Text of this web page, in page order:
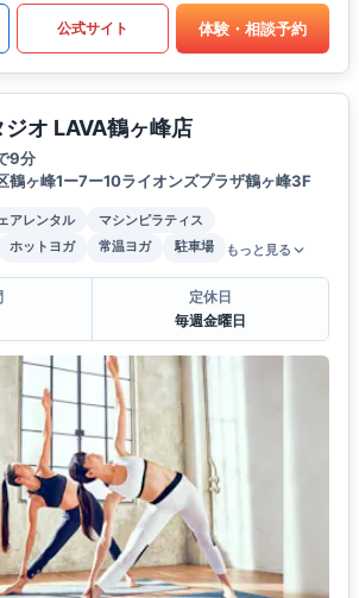
公式サイト 体験・相談予約
オ LAVA鶴ヶ峰店
9分
鶴ヶ峰1ー7ー10ライオンズプラザ鶴ヶ峰3F
アレンタル
マシンピラティス
ホットヨガ 常温ヨガ 駐車場 もっと見る
定休日
毎週金曜日